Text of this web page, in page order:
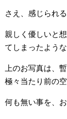
さえ、感じられ
親しく優しいと
てしまったような
上のお写真は、
極々当たり前の
何も無い事を、